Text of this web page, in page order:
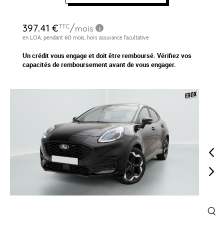
Un crédit vous engage et doit être remboursé. Vérifiez vos
capacités de remboursement avant de vous engager.